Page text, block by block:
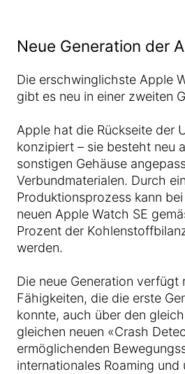
Neue Generation der
Die erschwinglichste Apple
gibt es neu in einer zweiten
Apple hat die Rückseite der
konzipiert – sie besteht neu
sonstigen Gehäuse
Verbundmaterialen. Durch
Produktionsprozess kann
neuen Apple Watch SE
Prozent der
werden.
Die neue Generation verfügt
Fähigkeiten, die die erste
konnte, auch über den
gleichen neuen «Crash
ermöglichenden
internationales Roaming